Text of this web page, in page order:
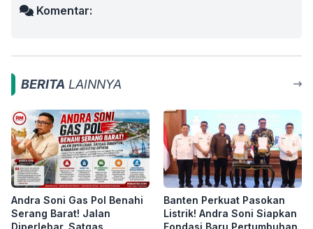
Komentar:
BERITA LAINNYA
Andra Soni Gas Pol Benahi
Serang Barat! Jalan
Diperlebar, Satgas
Banten Perkuat Pasokan
Listrik! Andra Soni Siapkan
Fondasi Baru Pertumbuhan